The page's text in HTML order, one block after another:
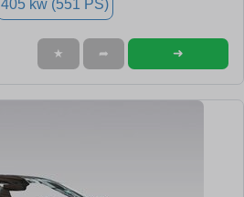
405 kw (551 PS)
★ ➦ ➜